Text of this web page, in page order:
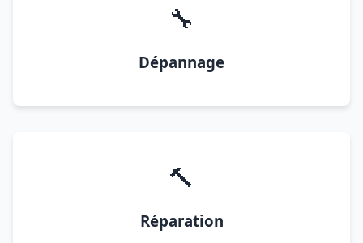
🔧
Dépannage
🔨
Réparation